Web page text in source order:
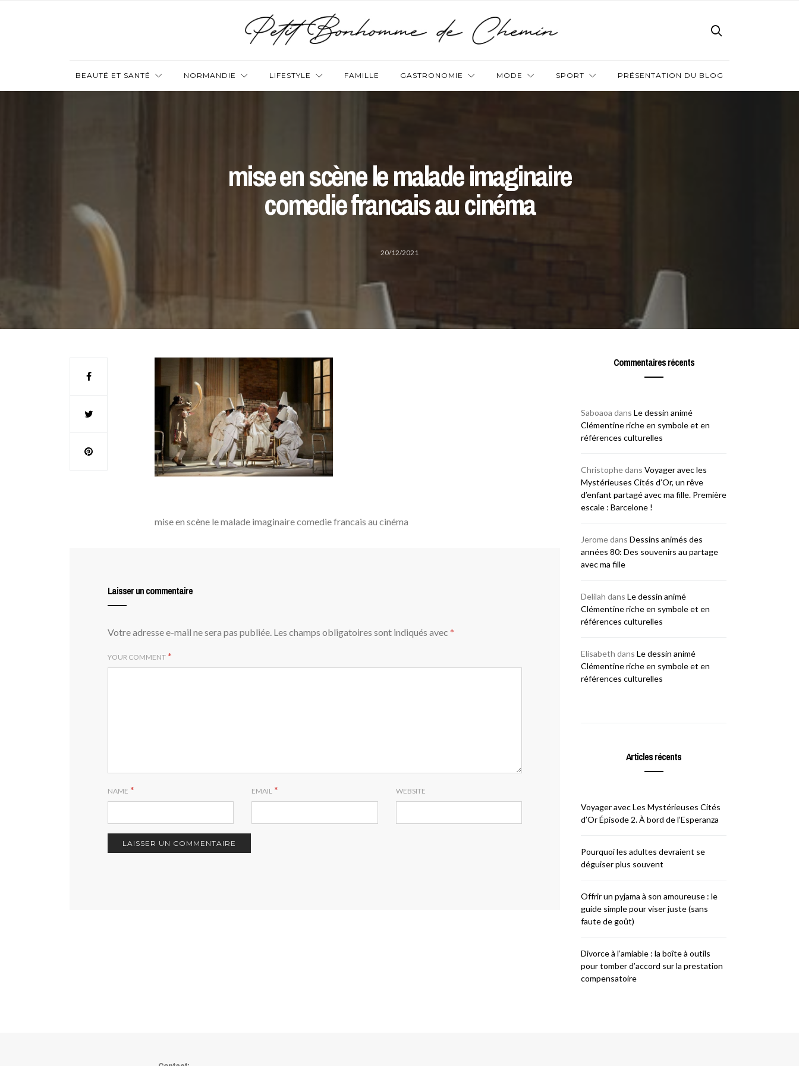
BEAUTÉ ET SANTÉ NORMANDIE LIFESTYLE FAMILLE GASTRONOMIE MODE SPORT PRÉSENTATION DU BLOG
mise en scène le malade imaginaire
comedie francais au cinéma
20/12/2021
mise en scène le malade imaginaire comedie francais au cinéma
Laisser un commentaire
Votre adresse e-mail ne sera pas publiée. Les champs obligatoires sont indiqués avec *
YOUR COMMENT *
NAME * EMAIL * WEBSITE
Commentaires récents
Saboaoa dans Le dessin animé
Clémentine riche en symbole et en
références culturelles
Christophedans Voyager avec les
Mystérieuses Cités d’Or, un rêve
d’enfant partagé avec ma fille. Première
escale : Barcelone !
Jeromedans Dessins animés des
années 80: Des souvenirs au partage
avec ma fille
Delilah dans Le dessin animé
Clémentine riche en symbole et en
références culturelles
Elisabeth dans Le dessin animé
Clémentine riche en symbole et en
références culturelles
Articles récents
Voyager avec Les Mystérieuses Cités
d’Or Épisode 2. À bord de l’Esperanza
Pourquoi les adultes devraient se
déguiser plus souvent
Offrir un pyjama à son amoureuse : le
guide simple pour viser juste (sans
faute de goût)
Divorce à l’amiable : la boîte à outils
pour tomber d’accord sur la prestation
compensatoire